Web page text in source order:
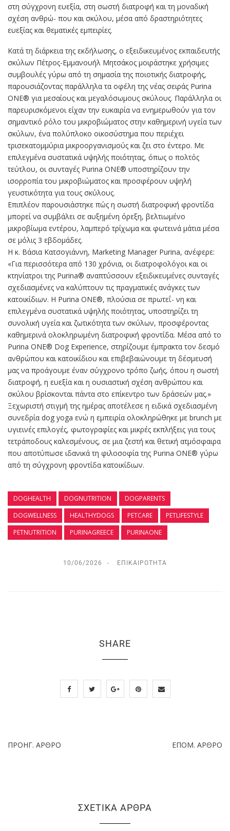
στη σύγχρονη ευεξία, στη σωστή διατροφή και τη μοναδική
σχέση ανθρώ- που και σκύλου, μέσα από δραστηριότητες
ευεξίας και θεματικές εμπειρίες.
Κατά τη διάρκεια της εκδήλωσης, ο εξειδικευμένος εκπαιδευτής
σκύλων Πέτρος-Εμμανουήλ Μητσάκος μοιράστηκε χρήσιμες
συμβουλές γύρω από τη σημασία της ποιοτικής διατροφής,
παρουσιάζοντας παράλληλα τα οφέλη της νέας σειράς Purina
ONE® για μεσαίους και μεγαλόσωμους σκύλους. Παράλληλα οι
παρευρισκόμενοι είχαν την ευκαιρία να ενημερωθούν για τον
σημαντικό ρόλο του μικροβιώματος στην καθημερινή υγεία των
σκύλων, ένα πολύπλοκο οικοσύστημα που περιέχει
τρισεκατομμύρια μικροοργανισμούς και ζει στο έντερο. Με
επιλεγμένα συστατικά υψηλής ποιότητας, όπως ο πολτός
τεύτλου, οι συνταγές Purina ONE® υποστηρίζουν την
ισορροπία του μικροβιώματος και προσφέρουν υψηλή
γευστικότητα για τους σκύλους.
Επιπλέον παρουσιάστηκε πώς η σωστή διατροφική φροντίδα
μπορεί να συμβάλει σε αυξημένη όρεξη, βελτιωμένο
μικροβίωμα εντέρου, λαμπερό τρίχωμα και φωτεινά μάτια μέσα
σε μόλις 3 εβδομάδες.
Η κ. Βάσια Κατσογιάννη, Marketing Manager Purina, ανέφερε:
«Για περισσότερα από 130 χρόνια, οι διατροφολόγοι και οι
κτηνίατροι της Purina® αναπτύσσουν εξειδικευμένες συνταγές
σχεδιασμένες να καλύπτουν τις πραγματικές ανάγκες των
κατοικίδιων. H Purina ONE®, πλούσια σε πρωτεΐ- νη και
επιλεγμένα συστατικά υψηλής ποιότητας, υποστηρίζει τη
συνολική υγεία και ζωτικότητα των σκύλων, προσφέροντας
καθημερινά ολοκληρωμένη διατροφική φροντίδα. Μέσα από το
Purina ONE® Dog Experience, στηρίζουμε έμπρακτα τον δεσμό
ανθρώπου και κατοικίδιου και επιβεβαιώνουμε τη δέσμευσή
μας να προάγουμε έναν σύγχρονο τρόπο ζωής, όπου η σωστή
διατροφή, η ευεξία και η ουσιαστική σχέση ανθρώπου και
σκύλου βρίσκονται πάντα στο επίκεντρο των δράσεών μας.»
Ξεχωριστή στιγμή της ημέρας αποτέλεσε η ειδικά σχεδιασμένη
συνεδρία dog yoga ενώ η εμπειρία ολοκληρώθηκε με brunch με
υγιεινές επιλογές, φωτογραφίες και μικρές εκπλήξεις για τους
τετράποδους καλεσμένους, σε μια ζεστή και θετική ατμόσφαιρα
που αποτύπωσε ιδανικά τη φιλοσοφία της Purina ONE® γύρω
από τη σύγχρονη φροντίδα κατοικίδιων.
DOGHEALTH DOGNUTRITION
DOGPARENTS
DOGWELLNESS
HEALTHYDOGS PETCARE
PETLIFESTYLE
PETNUTRITION
PURINAGREECE PURINAONE
10/06/2026 ΕΠΙΚΑΙΡΌΤΗΤΑ
SHARE
ΠΡΟΗΓ. ΆΡΘΡΟ ΕΠΌΜ. ΆΡΘΡΟ
ΣΧΕΤΙΚΆ ΆΡΘΡΑ